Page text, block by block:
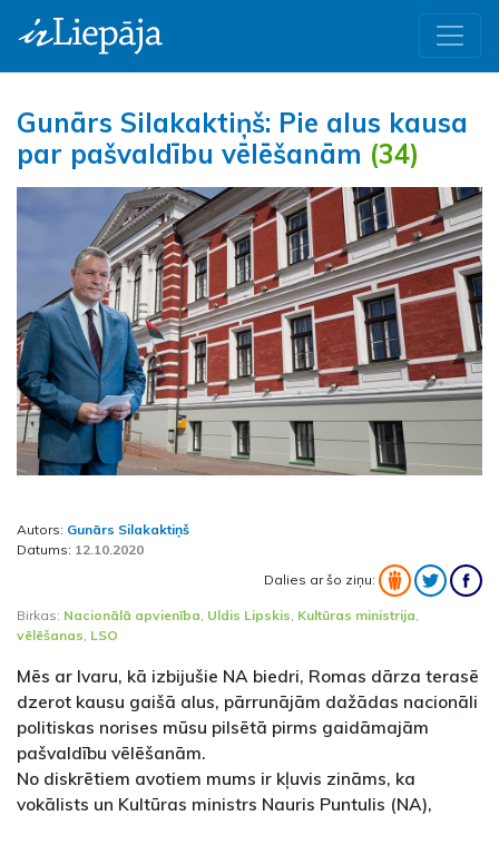
Gunārs Silakaktiņš: Pie alus kausa
par pašvaldību vēlēšanām (34)
Autors: Gunārs Silakaktiņš
Datums: 12.10.2020
Dalies ar šo ziņu:
Birkas: Nacionālā apvienība, Uldis Lipskis, Kultūras ministrija,
vēlēšanas, LSO
Mēs ar Ivaru, kā izbijušie NA biedri, Romas dārza terasē
dzerot kausu gaišā alus, pārrunājām dažādas nacionāli
politiskas norises mūsu pilsētā pirms gaidāmajām
pašvaldību vēlēšanām.
No diskrētiem avotiem mums ir kļuvis zināms, ka
vokālists un Kultūras ministrs Nauris Puntulis (NA),